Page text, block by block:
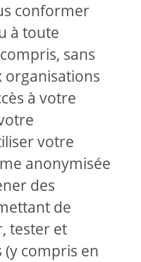
conformer
à toute
sans
organisations
à votre
votre
anonymisée
des
de
tester et
(y compris en